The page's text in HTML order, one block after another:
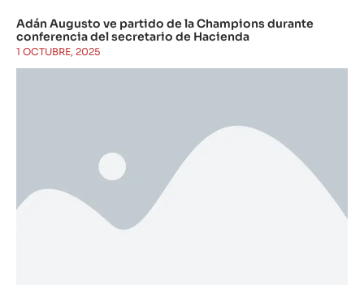
Adán Augusto ve partido de la Champions durante
conferencia del secretario de Hacienda
1 OCTUBRE, 2025